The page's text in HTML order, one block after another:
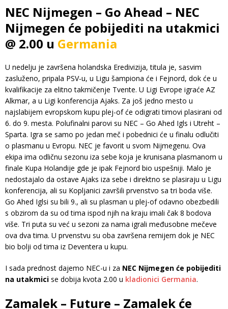
NEC Nijmegen – Go Ahead – NEC
Nijmegen će pobijediti na utakmici
@ 2.00 u Germania
U nedelju je završena holandska Eredivizija, titula je, sasvim
zasluženo, pripala PSV-u, u Ligu šampiona će i Fejnord, dok će u
kvalifikacije za elitno takmičenje Tvente. U Ligi Evrope igraće AZ
Alkmar, a u Ligi konferencija Ajaks. Za još jedno mesto u
najslabijem evropskom kupu plej-of će odigrati timovi plasirani od
6. do 9. mesta. Polufinalni parovi su NEC – Go Ahed Igls i Utreht –
Sparta. Igra se samo po jedan meč i pobednici će u finalu odlučiti
o plasmanu u Evropu. NEC je favorit u svom Nijmegenu. Ova
ekipa ima odličnu sezonu iza sebe koja je krunisana plasmanom u
finale Kupa Holandije gde je ipak Fejnord bio uspešniji. Malo je
nedostajalo da ostave Ajaks iza sebe i direktno se plasiraju u Ligu
konferencija, ali su Kopljanici završili prvenstvo sa tri boda više.
Go Ahed Iglsi su bili 9., ali su plasman u plej-of odavno obezbedili
s obzirom da su od tima ispod njih na kraju imali čak 8 bodova
više. Tri puta su već u sezoni za nama igrali međusobne mečeve
ova dva tima. U prvenstvu su oba završena remijem dok je NEC
bio bolji od tima iz Deventera u kupu.
I sada prednost dajemo NEC-u i za NEC Nijmegen će pobijediti
na utakmici se dobija kvota 2.00 u kladionici Germania.
Zamalek – Future – Zamalek će